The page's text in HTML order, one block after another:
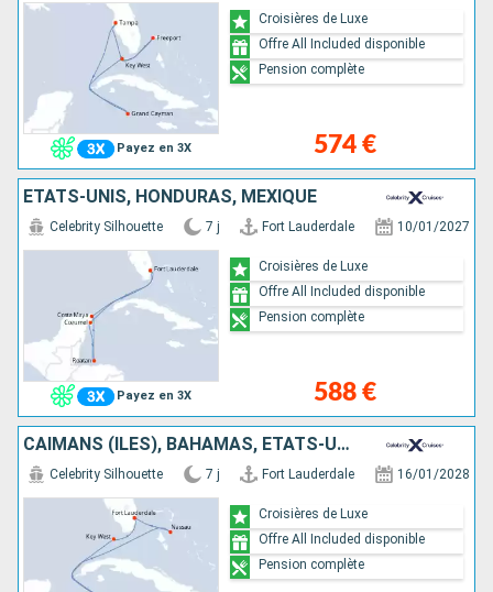
Payez en 3X 574 €
Croisières de Luxe
Offre All Included disponible
Pension complète
ÉTATS-UNIS, HONDURAS, MEXIQUE
Payez en 3X
Celebrity Silhouette 7 j Fort Lauderdale 10/01/2027
588 €
Croisières de Luxe
Offre All Included disponible
Pension complète
CAÏMANS (ÎLES), BAHAMAS, ÉTATS-UNIS
Celebrity Silhouette 7 j Fort Lauderdale 16/01/2028
Croisières de Luxe
Offre All Included disponible
Pension complète